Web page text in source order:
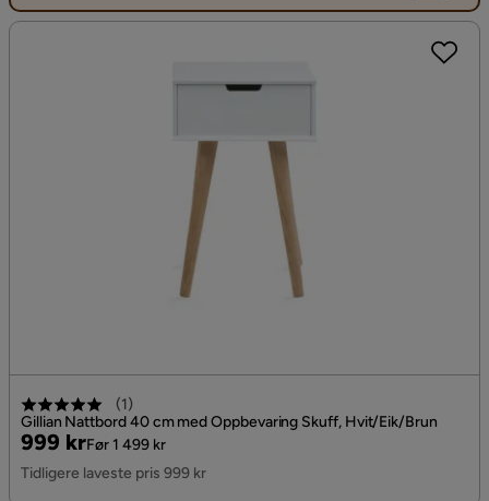
(1)
Gillian Nattbord 40 cm med Oppbevaring Skuff, Hvit/Eik/Brun
Pris
999 kr
Original
Pris
Før 1 499 kr
Tidligere laveste pris 999 kr